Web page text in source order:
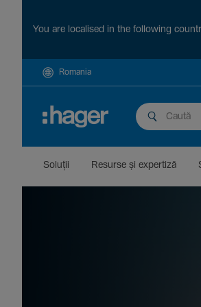
You are localised in the following
Romania
Soluții Resurse și exper­tiză